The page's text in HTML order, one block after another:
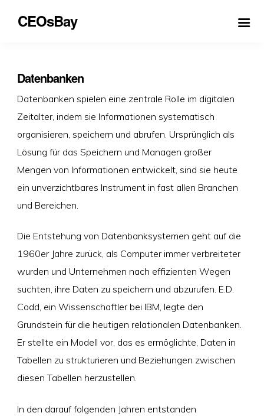
CEOsBay
Datenbanken
Datenbanken spielen eine zentrale Rolle im digitalen
Zeitalter, indem sie Informationen systematisch
organisieren, speichern und abrufen. Ursprünglich als
Lösung für das Speichern und Managen großer
Mengen von Informationen entwickelt, sind sie heute
ein unverzichtbares Instrument in fast allen Branchen
und Bereichen.
Die Entstehung von Datenbanksystemen geht auf die
1960er Jahre zurück, als Computer immer verbreiteter
wurden und Unternehmen nach effizienten Wegen
suchten, ihre Daten zu speichern und abzurufen. E.D.
Codd, ein Wissenschaftler bei IBM, legte den
Grundstein für die heutigen relationalen Datenbanken.
Er stellte ein Modell vor, das es ermöglichte, Daten in
Tabellen zu strukturieren und Beziehungen zwischen
diesen Tabellen herzustellen.
In den darauf folgenden Jahren entstanden